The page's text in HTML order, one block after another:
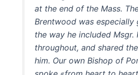
at the end of the Mass.
Brentwood was especially
the way he included Msgr.
throughout, and shared
him. Our own Bishop of